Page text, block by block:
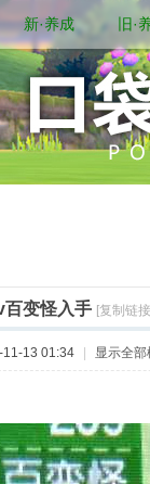
新·养成 旧·
百变怪入手 [复制链
11-13 01:34 | 显示全部